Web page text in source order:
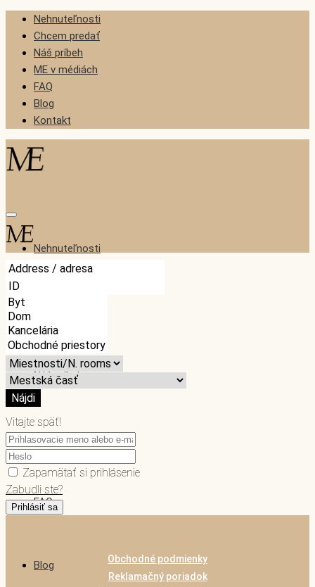
Nehnuteľnosti
Chcem predať
Náš príbeh
ME v médiách
FAQ
Blog
Kontakt
Nehnuteľnosti
Náš príbeh
ME v médiách
FAQ
Blog
Nájdi
Vitajte späť!
Zapamätať si prihlásenie
Zabudli ste?
Prihlásiť sa
Obchodné podmienky
Reklamačný poriadok